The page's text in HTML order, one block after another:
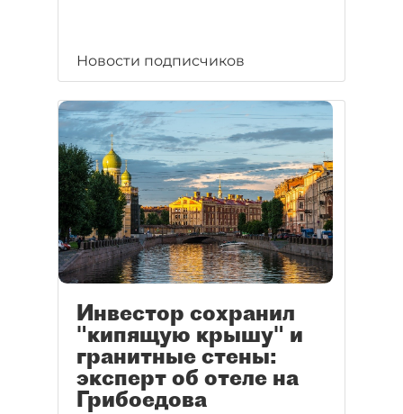
Новости подписчиков
Инвестор сохранил
"кипящую крышу" и
гранитные стены:
эксперт об отеле на
Грибоедова